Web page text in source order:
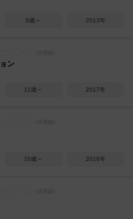
8歳～ 2013年
ン
12歳～ 2017年
10歳～ 2016年